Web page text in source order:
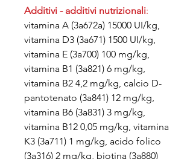
Additivi - additivi nutrizionali:
vitamina A (3a672a) 15000 UI/kg,
vitamina D3 (3a671) 1500 UI/kg,
vitamina E (3a700) 100 mg/kg,
vitamina B1 (3a821) 6 mg/kg,
vitamina B2 4,2 mg/kg, calcio D-
pantotenato (3a841) 12 mg/kg,
vitamina B6 (3a831) 3 mg/kg,
vitamina B12 0,05 mg/kg, vitamina
K3 (3a711) 1 mg/kg, acido folico
(3a316) 2 mg/kg, biotina (3a880)